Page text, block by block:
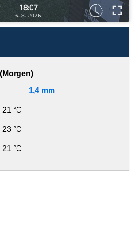
18:07
6. 8. 2026
1,4 mm
21 °C
23 °C
21 °C